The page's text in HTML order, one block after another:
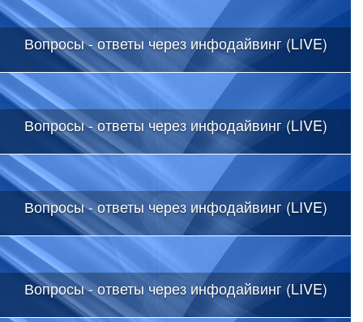
Вопросы - ответы через инфодайвинг (LIVE)
Вопросы - ответы через инфодайвинг (LIVE)
Вопросы - ответы через инфодайвинг (LIVE)
Вопросы - ответы через инфодайвинг (LIVE)